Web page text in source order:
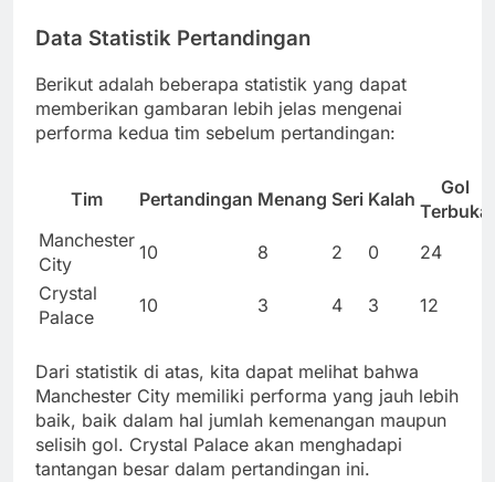
Data Statistik Pertandingan
Berikut adalah beberapa statistik yang dapat
memberikan gambaran lebih jelas mengenai
performa kedua tim sebelum pertandingan:
Tim Pertandingan Menang Seri Kalah
Gol
Terbuka
Manchester
City
10 8 2 0 24
Crystal
Palace
10 3 4 3 12
Dari statistik di atas, kita dapat melihat bahwa
Manchester City memiliki performa yang jauh lebih
baik, baik dalam hal jumlah kemenangan maupun
selisih gol. Crystal Palace akan menghadapi
tantangan besar dalam pertandingan ini.